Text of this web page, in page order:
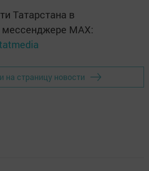
Татарстана в
MАХ:
на страницу новости